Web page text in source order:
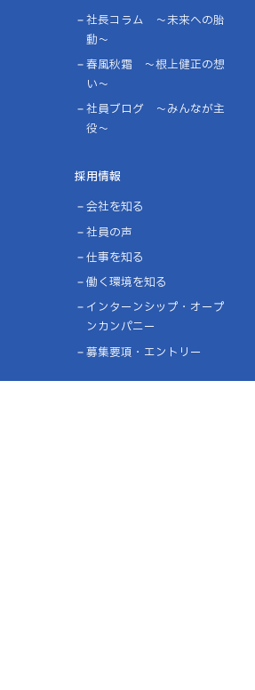
社長コラム ～未来への胎
動～
春風秋霜 ～根上健正の想
い～
社員ブログ ～みんなが主
役～
採用情報
会社を知る
社員の声
仕事を知る
働く環境を知る
インターンシップ・オープ
ンカンパニー
募集要項・エントリー